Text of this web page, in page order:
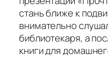
стань ближе к
внимательно
библиотекаря, а
книги для